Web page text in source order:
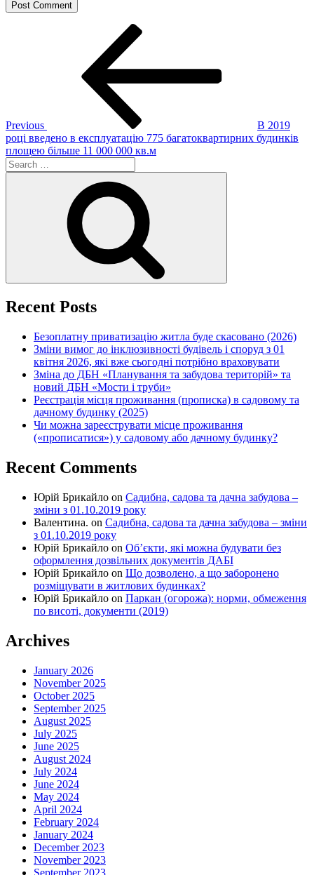
Previous
В 2019
році введено в експлуатацію 775 багатоквартирних будинків
площею більше 11 000 000 кв.м
Search
for:
Recent Posts
Безоплатну приватизацію житла буде скасовано (2026)
Зміни вимог до інклюзивності будівель і споруд з 01
квітня 2026, які вже сьогодні потрібно враховувати
Зміна до ДБН «Планування та забудова територій» та
новий ДБН «Мости і труби»
Реєстрація місця проживання (прописка) в садовому та
дачному будинку (2025)
Чи можна зареєструвати місце проживання
(«прописатися») у садовому або дачному будинку?
Recent Comments
Юрій Брикайло on Садибна, садова та дачна забудова –
зміни з 01.10.2019 року
Валентина. on Садибна, садова та дачна забудова – зміни
з 01.10.2019 року
Юрій Брикайло on Об’єкти, які можна будувати без
оформлення дозвільних документів ДАБІ
Юрій Брикайло on Що дозволено, а що заборонено
розміщувати в житлових будинках?
Юрій Брикайло on Паркан (огорожа): норми, обмеження
по висоті, документи (2019)
Archives
January 2026
November 2025
October 2025
September 2025
August 2025
July 2025
June 2025
August 2024
July 2024
June 2024
May 2024
April 2024
February 2024
January 2024
December 2023
November 2023
September 2023